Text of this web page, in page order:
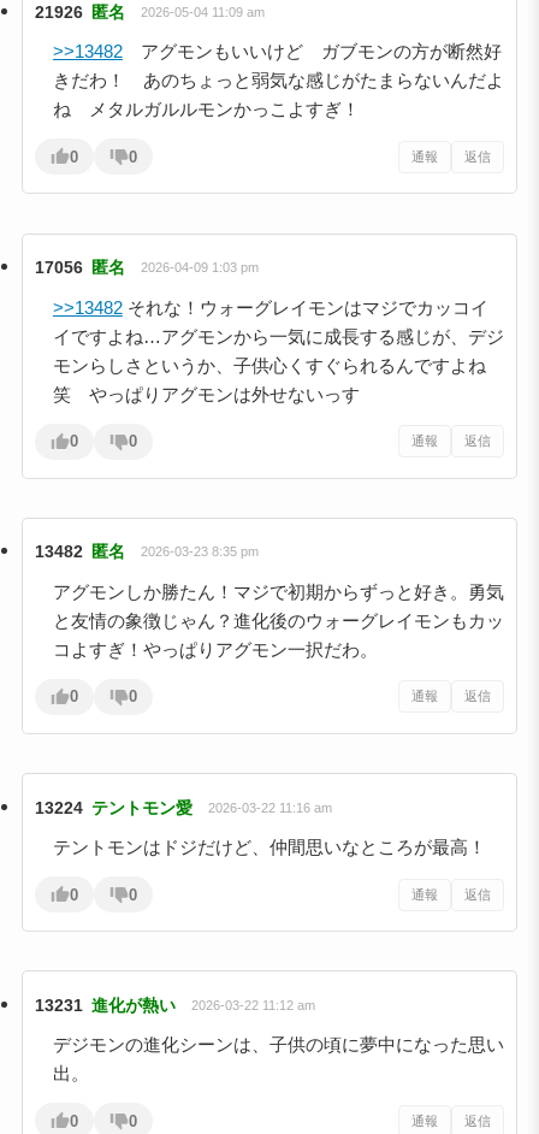
21926 匿名 2026-05-04 11:09 am
>>13482アグモンもいいけど ガブモンの方が断然好
きだわ！ あのちょっと弱気な感じがたまらないんだよ
ね メタルガルルモンかっこよすぎ！
0 0 通報 返信
17056 匿名 2026-04-09 1:03 pm
>>13482それな！ウォーグレイモンはマジでカッコイ
イですよね…アグモンから一気に成長する感じが、デジ
モンらしさというか、子供心くすぐられるんですよね
笑 やっぱりアグモンは外せないっす
0 0 通報 返信
13482 匿名 2026-03-23 8:35 pm
アグモンしか勝たん！マジで初期からずっと好き。勇気
と友情の象徴じゃん？進化後のウォーグレイモンもカッ
コよすぎ！やっぱりアグモン一択だわ。
0 0 通報 返信
13224 テントモン愛 2026-03-22 11:16 am
テントモンはドジだけど、仲間思いなところが最高！
0 0 通報 返信
13231 進化が熱い 2026-03-22 11:12 am
デジモンの進化シーンは、子供の頃に夢中になった思い
出。
0 0 通報 返信